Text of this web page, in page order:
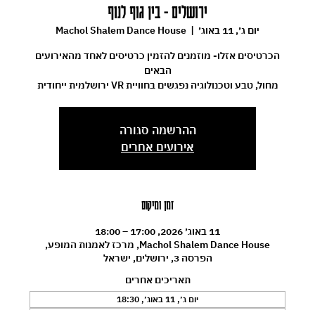
ירושלים - בין גוף לנוף
יום ג׳, 11 באוג׳
  |
Machol Shalem Dance House
הכרטיסים אזלו- מוזמנים להזמין כרטיסים לאחד מהאירועים
מחול, טבע וטכנולוגיה נפגשים בחוויית VR ירושלמית ייחודית
ההרשמה סגורה
אירועים אחרים
זמן ומיקום
11 באוג׳ 2026, 17:00 – 18:00
Machol Shalem Dance House, מרכז לאמנות המופע,
הפרסה 3, ירושלים, ישראל
תאריכים אחרים
יום ג׳, 11 באוג׳, 18:30